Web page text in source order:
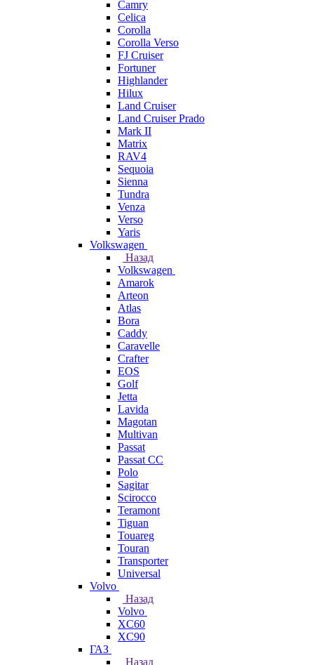
Camry
Celica
Corolla
Corolla Verso
FJ Cruiser
Fortuner
Highlander
Hilux
Land Cruiser
Land Cruiser Prado
Mark II
Matrix
RAV4
Sequoia
Sienna
Tundra
Venza
Verso
Yaris
Volkswagen
Назад
Volkswagen
Amarok
Arteon
Atlas
Bora
Caddy
Caravelle
Crafter
EOS
Golf
Jetta
Lavida
Magotan
Multivan
Passat
Passat CC
Polo
Sagitar
Scirocco
Teramont
Tiguan
Touareg
Touran
Transporter
Universal
Volvo
Назад
Volvo
XC60
XC90
ГАЗ
Назад